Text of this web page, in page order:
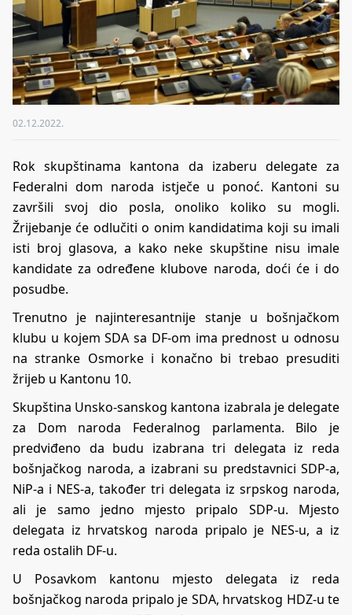
02.12.2022.
Rok skupštinama kantona da izaberu delegate za
Federalni dom naroda istječe u ponoć. Kantoni su
završili svoj dio posla, onoliko koliko su mogli.
Žrijebanje će odlučiti o onim kandidatima koji su imali
isti broj glasova, a kako neke skupštine nisu imale
kandidate za određene klubove naroda, doći će i do
posudbe.
Trenutno je najinteresantnije stanje u bošnjačkom
klubu u kojem SDA sa DF-om ima prednost u odnosu
na stranke Osmorke i konačno bi trebao presuditi
žrijeb u Kantonu 10.
Skupština Unsko-sanskog kantona izabrala je delegate
za Dom naroda Federalnog parlamenta. Bilo je
predviđeno da budu izabrana tri delegata iz reda
bošnjačkog naroda, a izabrani su predstavnici SDP-a,
NiP-a i NES-a, također tri delegata iz srpskog naroda,
ali je samo jedno mjesto pripalo SDP-u. Mjesto
delegata iz hrvatskog naroda pripalo je NES-u, a iz
reda ostalih DF-u.
U Posavkom kantonu mjesto delegata iz reda
bošnjačkog naroda pripalo je SDA, hrvatskog HDZ-u te